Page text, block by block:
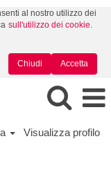
al nostro utilizzo dei
sull'utilizzo dei cookie.
Accetta
Chiudi
Visualizza profilo